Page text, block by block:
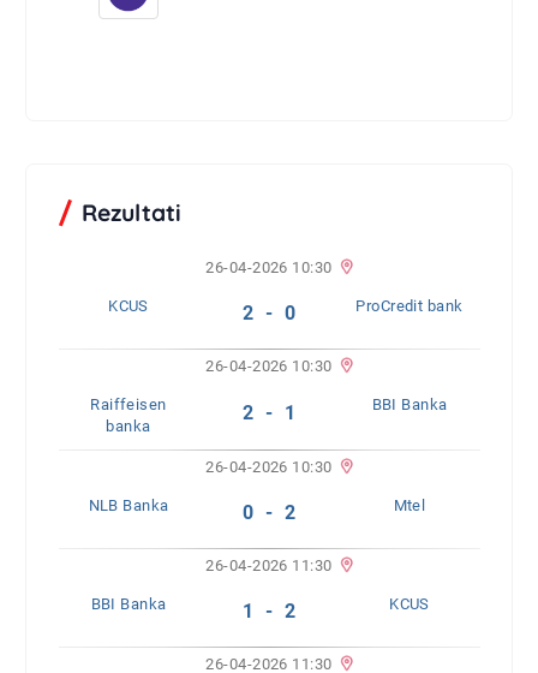
Rezultati
26-04-2026 10:30
KCUS 2 - 0 ProCredit bank
26-04-2026 10:30
Raiffeisen
banka
2 - 1 BBI Banka
26-04-2026 10:30
NLB Banka 0 - 2 Mtel
26-04-2026 11:30
BBI Banka 1 - 2 KCUS
26-04-2026 11:30